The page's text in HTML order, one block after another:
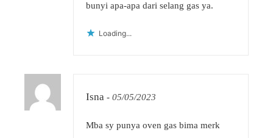
bunyi apa-apa dari selang gas ya.
Loading...
Isna - 05/05/2023
Mba sy punya oven gas bima merk